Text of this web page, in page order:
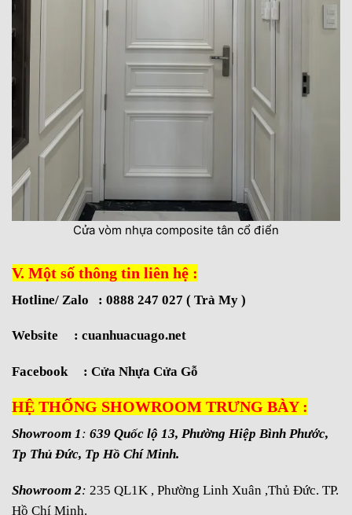
Cửa vòm nhựa composite tân cổ điển
V. Một số thông tin liên hệ :
Hotline/ Zalo : 0888 247 027 ( Trà My )
Website : cuanhuacuago.net
Facebook : Cửa Nhựa Cửa Gỗ
HỆ THỐNG SHOWROOM TRƯNG BÀY :
Showroom 1: 639 Quốc lộ 13, Phường Hiệp Bình Phước,
Tp Thủ Đức, Tp Hồ Chí Minh.
Showroom 2: 235 QL1K , Phường Linh Xuân ,Thủ Đức. TP.
Hồ Chí Minh.